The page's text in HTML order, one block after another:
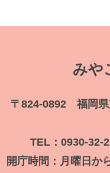
みや
〒824-0892 福岡県
TEL：0930-32-
開庁時間：月曜日か